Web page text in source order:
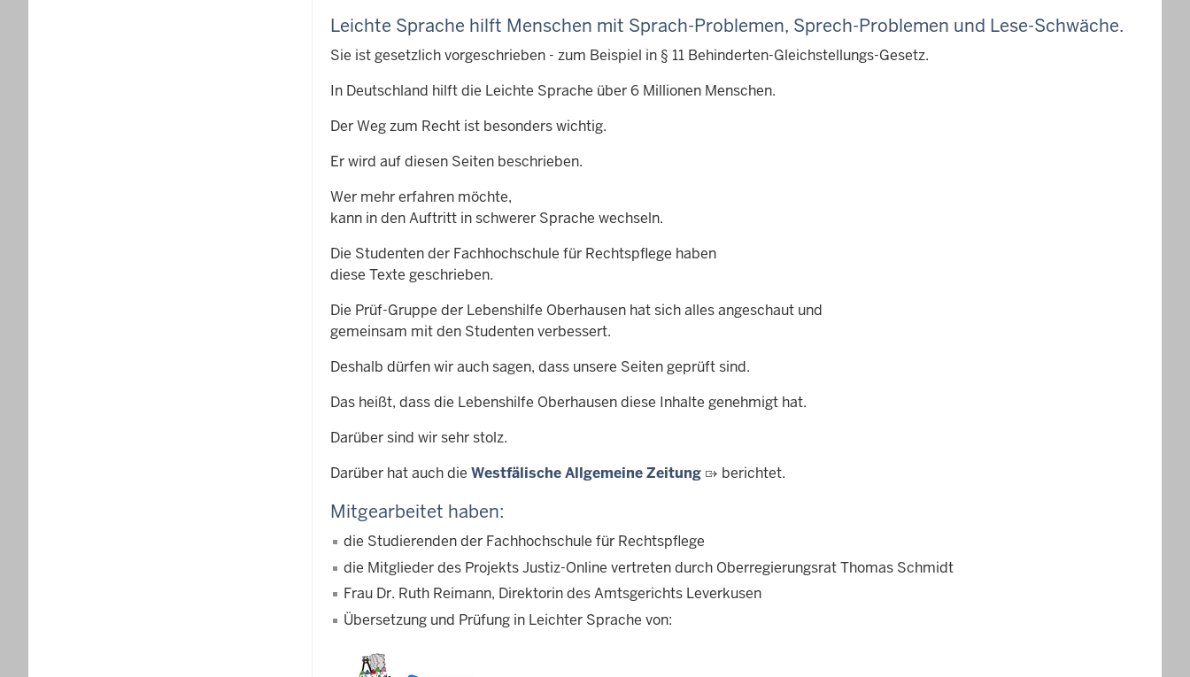
Leichte Sprache hilft Menschen mit Sprach-Problemen, Sprech-Problemen und Lese-Schwäche.
Sie ist gesetzlich vorgeschrieben - zum Beispiel in § 11 Behinderten-Gleichstellungs-Gesetz.
In Deutschland hilft die Leichte Sprache über 6 Millionen Menschen.
Der Weg zum Recht ist besonders wichtig.
Er wird auf diesen Seiten beschrieben.
Wer mehr erfahren möchte,
kann in den Auftritt in schwerer Sprache wechseln.
Die Studenten der Fachhochschule für Rechtspflege haben
diese Texte geschrieben.
Die Prüf-Gruppe der Lebenshilfe Oberhausen hat sich alles angeschaut und
gemeinsam mit den Studenten verbessert.
Deshalb dürfen wir auch sagen, dass unsere Seiten geprüft sind.
Das heißt, dass die Lebenshilfe Oberhausen diese Inhalte genehmigt hat.
Darüber sind wir sehr stolz.
Darüber hat auch die Westfälische Allgemeine Zeitung berichtet.
Mitgearbeitet haben:
die Studierenden der Fachhochschule für Rechtspflege
die Mitglieder des Projekts Justiz-Online vertreten durch Oberregierungsrat Thomas Schmidt
Frau Dr. Ruth Reimann, Direktorin des Amtsgerichts Leverkusen
Übersetzung und Prüfung in Leichter Sprache von: